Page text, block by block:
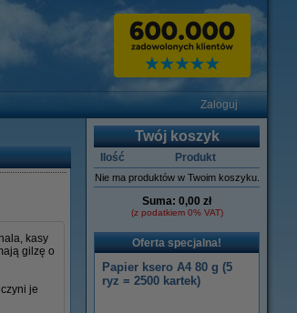
Zaloguj
kasy
gilzę o
je
Twój koszyk
Ilość Produkt
Nie ma produktów w Twoim koszyku.
Suma: 0,00 zł
(z podatkiem 0% VAT)
Oferta specjalna!
Papier ksero A4 80 g (5
ryz = 2500 kartek)